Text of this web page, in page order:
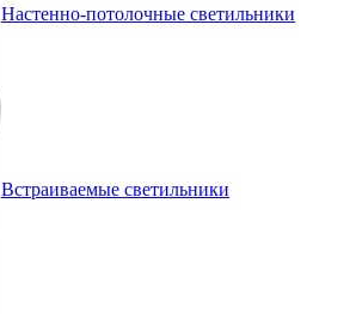
Настенно-потолочные светильники
Встраиваемые светильники